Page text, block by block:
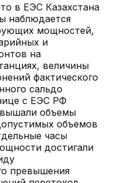
в ЕЭС Казахстана
наблюдается
мощностей,
и
на
величины
фактического
сальдо
с ЕЭС РФ
объемы
объемов
часы
достигали
превышения